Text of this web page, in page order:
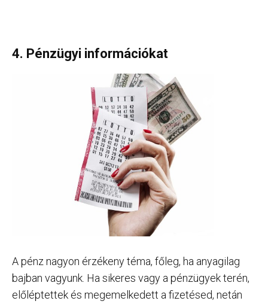
4. Pénzügyi információkat
A pénz nagyon érzékeny téma, főleg, ha anyagilag
bajban vagyunk. Ha sikeres vagy a pénzügyek terén,
előléptettek és megemelkedett a fizetésed, netán